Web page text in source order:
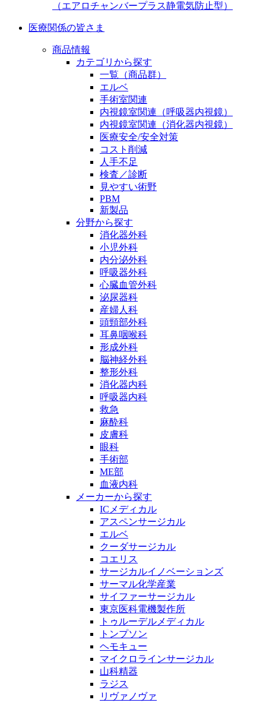
（エアロチャンバープラス静電気防止型）
医療関係の皆さま
商品情報
カテゴリから探す
一覧（商品群）
エルベ
手術室関連
内視鏡室関連（呼吸器内視鏡）
内視鏡室関連（消化器内視鏡）
医療安全/安全対策
コスト削減
人手不足
検査／診断
見やすい術野
PBM
新製品
分野から探す
消化器外科
小児外科
内分泌外科
呼吸器外科
心臓血管外科
泌尿器科
産婦人科
頭頸部外科
耳鼻咽喉科
形成外科
脳神経外科
整形外科
消化器内科
呼吸器内科
救急
麻酔科
皮膚科
眼科
手術部
ME部
血液内科
メーカーから探す
ICメディカル
アスペンサージカル
エルベ
クーダサージカル
コエリス
サージカルイノベーションズ
サーマル化学産業
サイファーサージカル
東京医科電機製作所
トゥルーデルメディカル
トンプソン
ヘモキュー
マイクロラインサージカル
山科精器
ラジス
リヴァノヴァ